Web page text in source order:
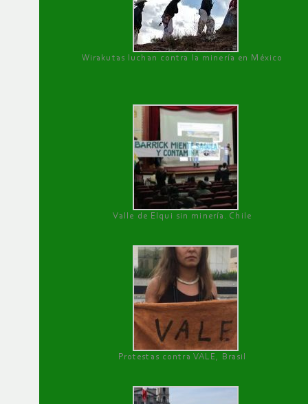
Wirakutas luchan contra la minería en México
Valle de Elqui sin minería. Chile
Protestas contra VALE, Brasil